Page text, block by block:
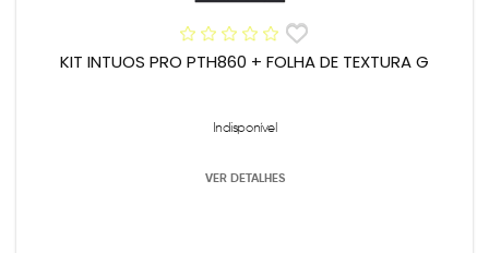
KIT INTUOS PRO PTH860 + FOLHA DE TEXTURA G
Indisponível
VER DETALHES